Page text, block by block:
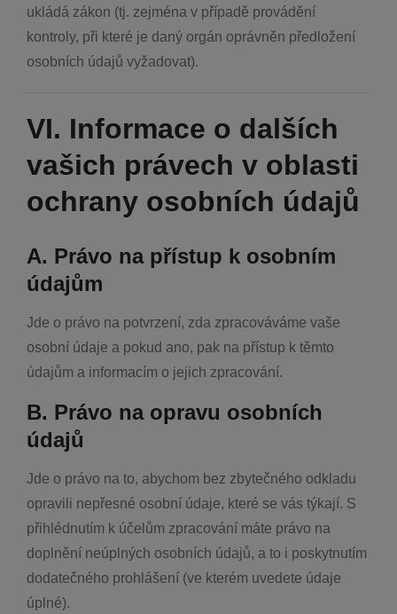
ukládá zákon (tj. zejména v případě provádění
kontroly, při které je daný orgán oprávněn předložení
osobních údajů vyžadovat).
VI. Informace o dalších
vašich právech v oblasti
ochrany osobních údajů
A. Právo na přístup k osobním
údajům
Jde o právo na potvrzení, zda zpracováváme vaše
osobní údaje a pokud ano, pak na přístup k těmto
údajům a informacím o jejich zpracování.
B. Právo na opravu osobních
údajů
Jde o právo na to, abychom bez zbytečného odkladu
opravili nepřesné osobní údaje, které se vás týkají. S
přihlédnutím k účelům zpracování máte právo na
doplnění neúplných osobních údajů, a to i poskytnutím
dodatečného prohlášení (ve kterém uvedete údaje
úplné).